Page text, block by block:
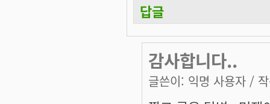
답글
감사합니다..
글쓴이: 익명 사용자 /